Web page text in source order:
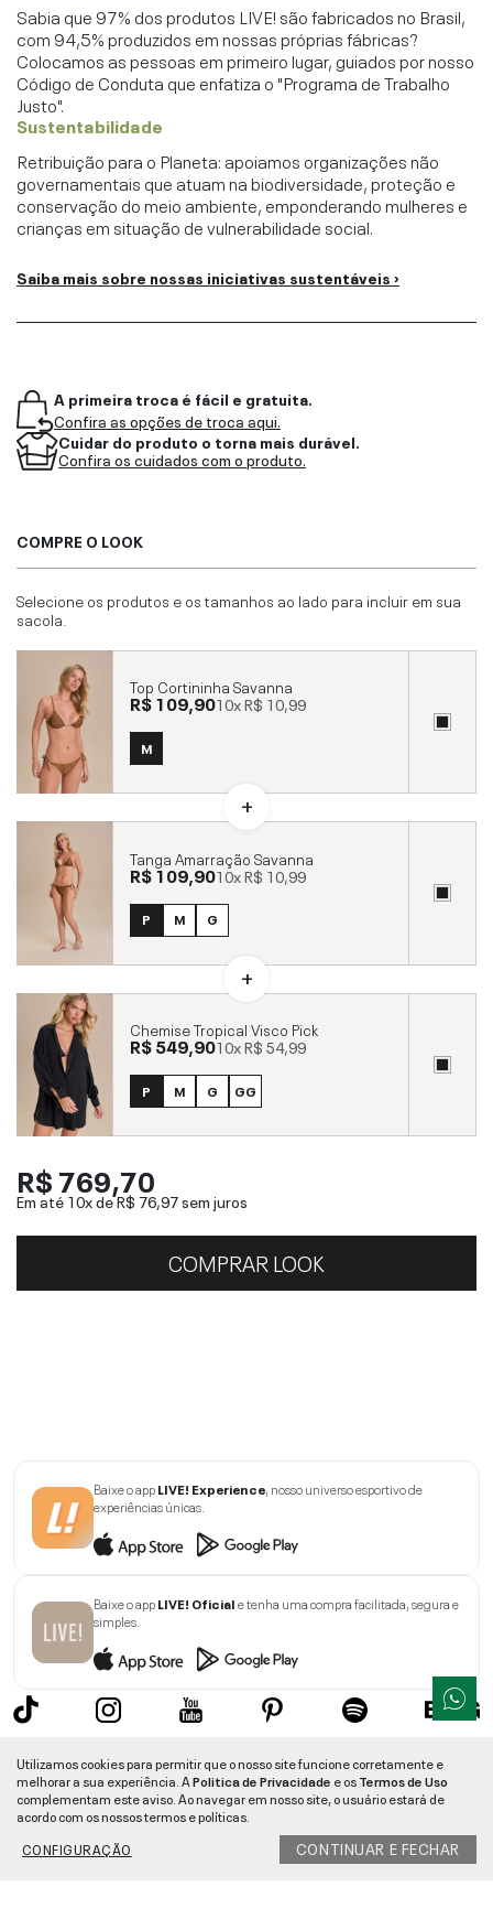
Sabia que 97% dos produtos LIVE! são fabricados no Brasil,
com 94,5% produzidos em nossas próprias fábricas?
Colocamos as pessoas em primeiro lugar, guiados por nosso
Código de Conduta que enfatiza o "Programa de Trabalho
Justo".
Sustentabilidade
Retribuição para o Planeta: apoiamos organizações não
governamentais que atuam na biodiversidade, proteção e
conservação do meio ambiente, emponderando mulheres e
crianças em situação de vulnerabilidade social.
Saiba mais sobre nossas iniciativas sustentáveis ›
A primeira troca é fácil e gratuita.
Confira as opções de troca aqui.
Cuidar do produto o torna mais durável.
Confira os cuidados com o produto.
COMPRE O LOOK
Selecione os produtos e os tamanhos ao lado para incluir em sua
sacola.
Top Cortininha Savanna
R$ 109,9010xR$ 10,99
M
Tanga Amarração Savanna
R$ 109,9010xR$ 10,99
P M G
Chemise Tropical Visco Pick
R$ 549,9010xR$ 54,99
P M G GG
R$ 769,70
Em até 10x deR$ 76,97sem juros
COMPRAR LOOK
Baixe o appLIVE! Experience, nosso universo esportivo de
experiências únicas.
Baixe o appLIVE! Oficiale tenha uma compra facilitada, segura e
simples.
Institucional
Informações
Utilizamos cookies para permitir que o nosso site funcione corretamente e
melhorar a sua experiência. APolitica de Privacidade e osTermos de Uso
complementam este aviso. Ao navegar em nosso site, o usuário estará de
acordo com os nossos termos e políticas.
CONFIGURAÇÃO
CONTINUAR E FECHAR